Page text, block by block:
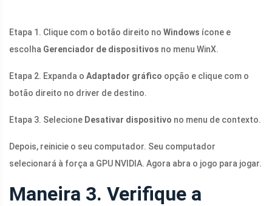
Etapa 1. Clique com o botão direito no Windows ícone e
escolha Gerenciador de dispositivos no menu WinX.
Etapa 2. Expanda o Adaptador gráfico opção e clique com o
botão direito no driver de destino.
Etapa 3. Selecione Desativar dispositivo no menu de contexto.
Depois, reinicie o seu computador. Seu computador
selecionará à força a GPU NVIDIA. Agora abra o jogo para jogar.
Maneira 3. Verifique a